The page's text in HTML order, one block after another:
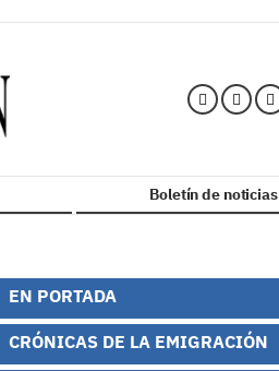
Boletín de noticias
EN PORTADA
CRÓNICAS DE LA EMIGRACIÓN